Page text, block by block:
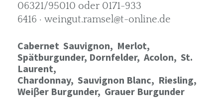
06321/95010 oder 0171-933
6416 · weingut.ramsel@t-online.de
Cabernet Sauvignon, Merlot,
Spätburgunder, Dornfelder, Acolon, St.
Laurent,
Chardonnay, Sauvignon Blanc, Riesling,
Weiβer Burgunder, Grauer Burgunder